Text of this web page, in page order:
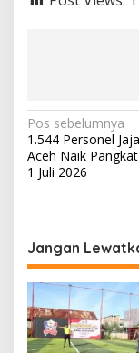
N
a
v
a
s
i
p
Pos sebelumnya
1.544 Personel
Aceh Naik
1 Juli 2026
Jangan